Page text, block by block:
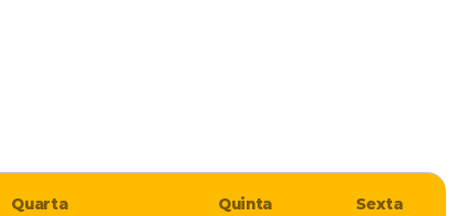
Quarta Quinta Sexta